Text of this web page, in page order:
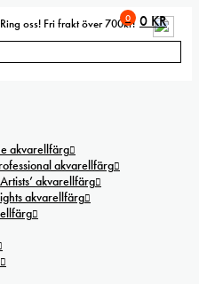
Fri frakt över 700kr!
0 0 KR
akvarellfärg
akvarellfärg
akvarellfärg
akvarellfärg